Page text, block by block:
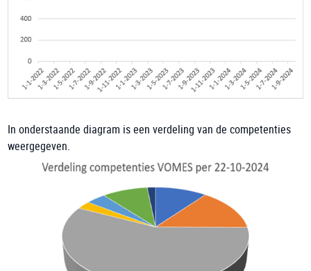
In onderstaande diagram is een verdeling van de competenties
weergegeven.